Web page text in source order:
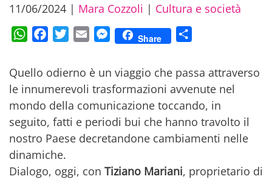
11/06/2024 | Mara Cozzoli | Cultura e società
WhatsAppFacebookTwitterEmail Messenger
Share
Quello odierno è un viaggio che passa attraverso
le innumerevoli trasformazioni avvenute nel
mondo della comunicazione toccando, in
seguito, fatti e periodi bui che hanno travolto il
nostro Paese decretandone cambiamenti nelle
dinamiche.
Dialogo, oggi, con Tiziano Mariani, proprietario di